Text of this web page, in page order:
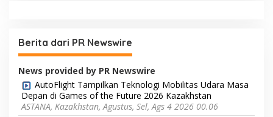
Berita dari PR Newswire
News provided by PR Newswire
AutoFlight Tampilkan Teknologi Mobilitas Udara Masa
Depan di Games of the Future 2026 Kazakhstan
ASTANA, Kazakhstan, Agustus, Sel, Ags 4 2026 00.06